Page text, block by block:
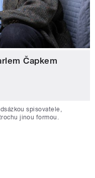
Čapkem
spisovatele,
jinou formou.